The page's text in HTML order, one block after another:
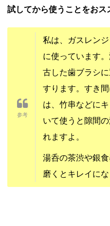
試してから使うことをおス
私は、ガスレン
に使っています
古した歯ブラシ
すります。すき
は、竹串などに
いて使うと隙間
れますよ。
湯呑の茶渋や銀
磨くとキレイにな